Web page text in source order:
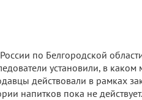
по Белгородской
установили, в каком
действовали в рамках
напитков пока не действует.